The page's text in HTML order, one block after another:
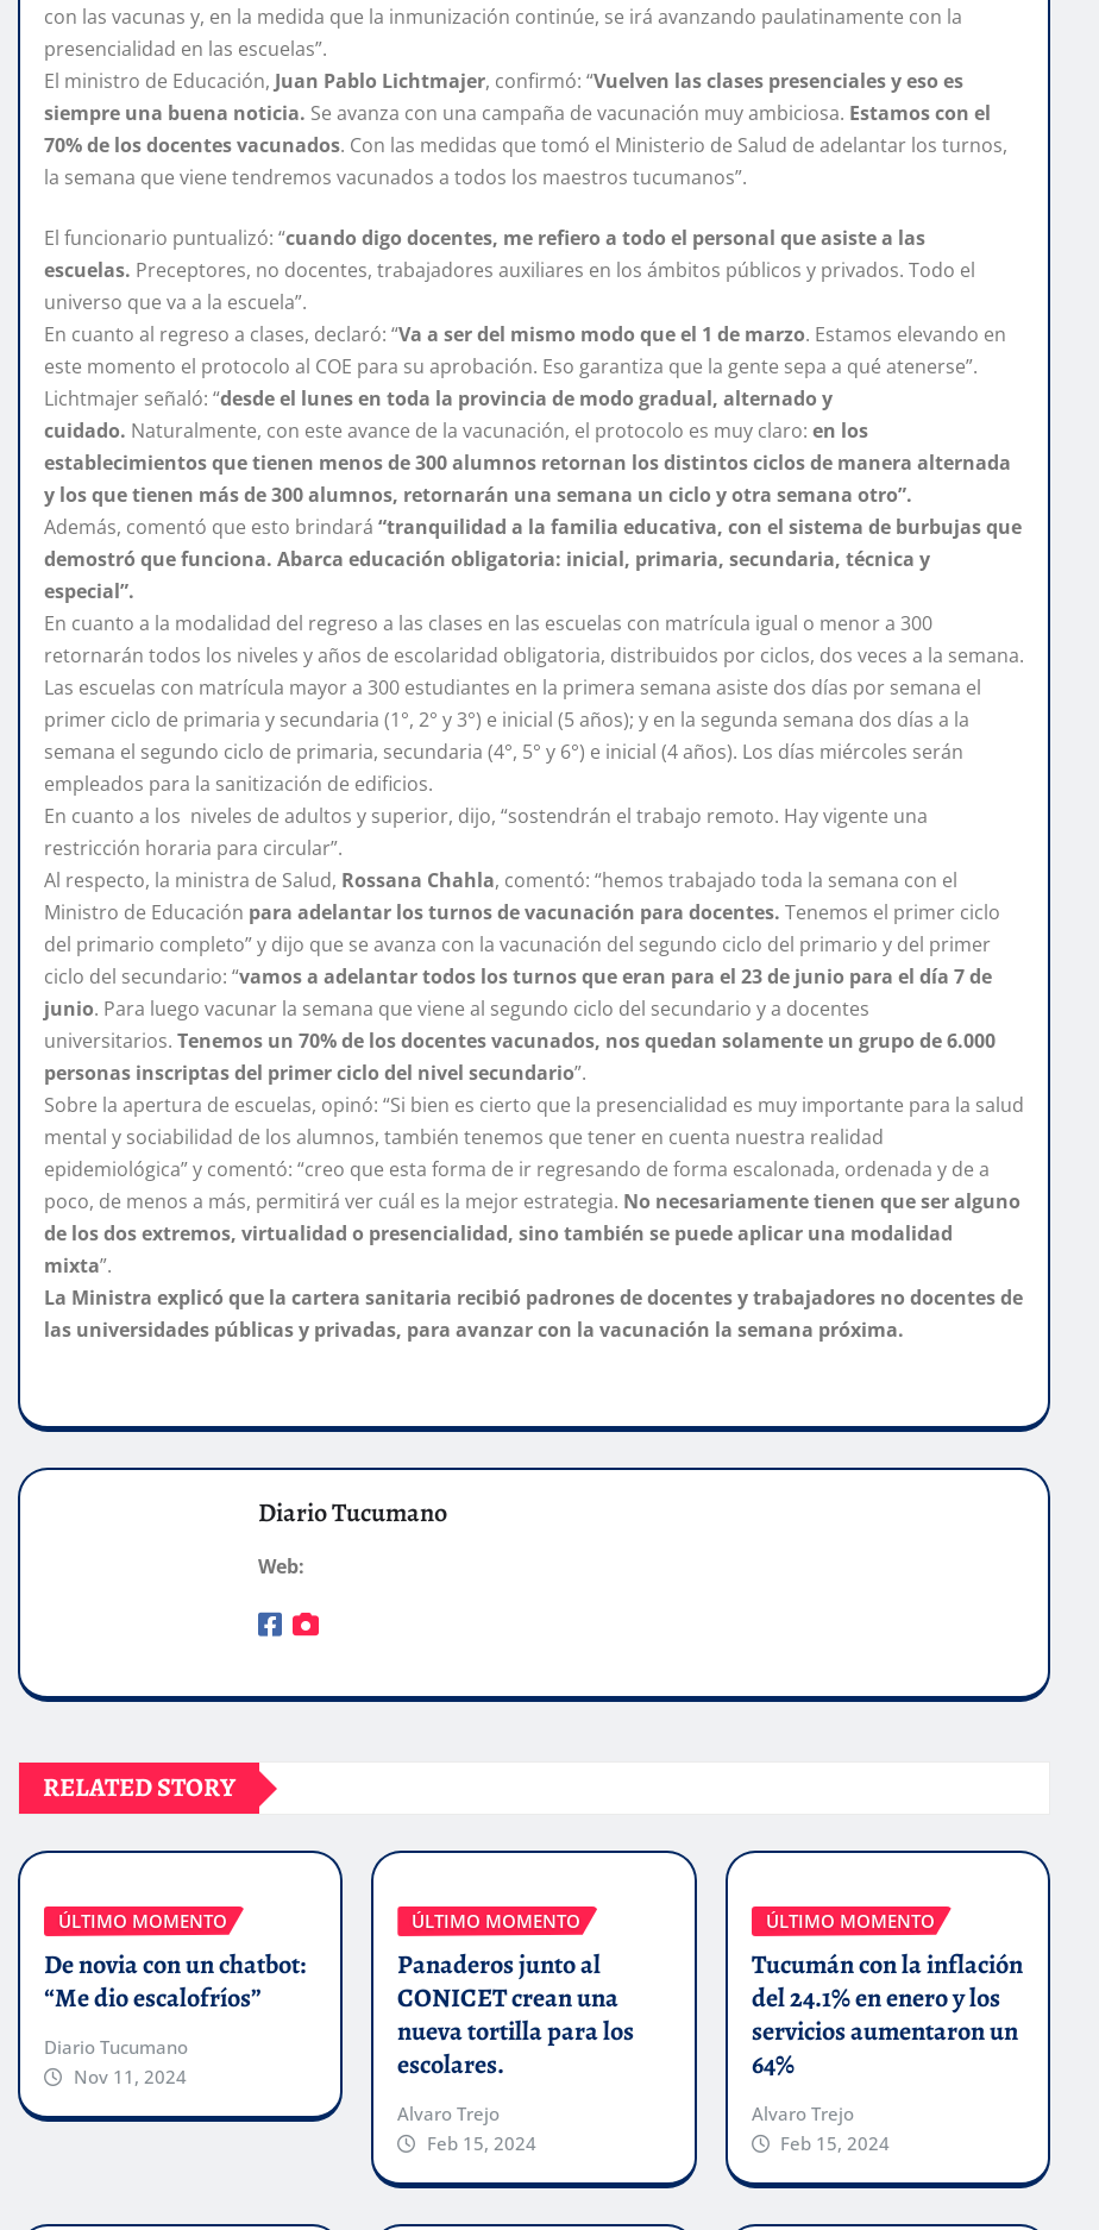
con las vacunas y, en la medida que la inmunización continúe, se irá avanzando paulatinamente con la
presencialidad en las escuelas”.
El ministro de Educación, Juan Pablo Lichtmajer, confirmó: “Vuelven las clases presenciales y eso es
siempre una buena noticia. Se avanza con una campaña de vacunación muy ambiciosa. Estamos con el
70% de los docentes vacunados. Con las medidas que tomó el Ministerio de Salud de adelantar los turnos,
la semana que viene tendremos vacunados a todos los maestros tucumanos”.
El funcionario puntualizó: “cuando digo docentes, me refiero a todo el personal que asiste a las
escuelas. Preceptores, no docentes, trabajadores auxiliares en los ámbitos públicos y privados. Todo el
universo que va a la escuela”.
En cuanto al regreso a clases, declaró: “Va a ser del mismo modo que el 1 de marzo. Estamos elevando en
este momento el protocolo al COE para su aprobación. Eso garantiza que la gente sepa a qué atenerse”.
Lichtmajer señaló: “desde el lunes en toda la provincia de modo gradual, alternado y
cuidado. Naturalmente, con este avance de la vacunación, el protocolo es muy claro: en los
establecimientos que tienen menos de 300 alumnos retornan los distintos ciclos de manera alternada
y los que tienen más de 300 alumnos, retornarán una semana un ciclo y otra semana otro”.
Además, comentó que esto brindará “tranquilidad a la familia educativa, con el sistema de burbujas que
demostró que funciona. Abarca educación obligatoria: inicial, primaria, secundaria, técnica y
especial”.
En cuanto a la modalidad del regreso a las clases en las escuelas con matrícula igual o menor a 300
retornarán todos los niveles y años de escolaridad obligatoria, distribuidos por ciclos, dos veces a la semana.
Las escuelas con matrícula mayor a 300 estudiantes en la primera semana asiste dos días por semana el
primer ciclo de primaria y secundaria (1°, 2° y 3°) e inicial (5 años); y en la segunda semana dos días a la
semana el segundo ciclo de primaria, secundaria (4°, 5° y 6°) e inicial (4 años). Los días miércoles serán
empleados para la sanitización de edificios.
En cuanto a los niveles de adultos y superior, dijo, “sostendrán el trabajo remoto. Hay vigente una
restricción horaria para circular”.
Al respecto, la ministra de Salud, Rossana Chahla, comentó: “hemos trabajado toda la semana con el
Ministro de Educación para adelantar los turnos de vacunación para docentes. Tenemos el primer ciclo
del primario completo” y dijo que se avanza con la vacunación del segundo ciclo del primario y del primer
ciclo del secundario: “vamos a adelantar todos los turnos que eran para el 23 de junio para el día 7 de
junio. Para luego vacunar la semana que viene al segundo ciclo del secundario y a docentes
universitarios. Tenemos un 70% de los docentes vacunados, nos quedan solamente un grupo de 6.000
personas inscriptas del primer ciclo del nivel secundario”.
Sobre la apertura de escuelas, opinó: “Si bien es cierto que la presencialidad es muy importante para la salud
mental y sociabilidad de los alumnos, también tenemos que tener en cuenta nuestra realidad
epidemiológica” y comentó: “creo que esta forma de ir regresando de forma escalonada, ordenada y de a
poco, de menos a más, permitirá ver cuál es la mejor estrategia. No necesariamente tienen que ser alguno
de los dos extremos, virtualidad o presencialidad, sino también se puede aplicar una modalidad
mixta”.
La Ministra explicó que la cartera sanitaria recibió padrones de docentes y trabajadores no docentes de
las universidades públicas y privadas, para avanzar con la vacunación la semana próxima.
Diario Tucumano
Web:
RELATED STORY
ÚLTIMO MOMENTO
De novia con un chatbot:
“Me dio escalofríos”
Diario Tucumano
Nov 11, 2024
ÚLTIMO MOMENTO
Panaderos junto al
CONICET crean una
nueva tortilla para los
escolares.
Alvaro Trejo
Feb 15, 2024
ÚLTIMO MOMENTO
Tucumán con la inflación
del 24.1% en enero y los
servicios aumentaron un
64%
Alvaro Trejo
Feb 15, 2024